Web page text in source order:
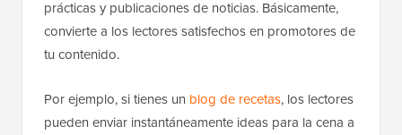
prácticas y publicaciones de noticias. Básicamente,
convierte a los lectores satisfechos en promotores de
tu contenido.
Por ejemplo, si tienes un blog de recetas, los lectores
pueden enviar instantáneamente ideas para la cena a